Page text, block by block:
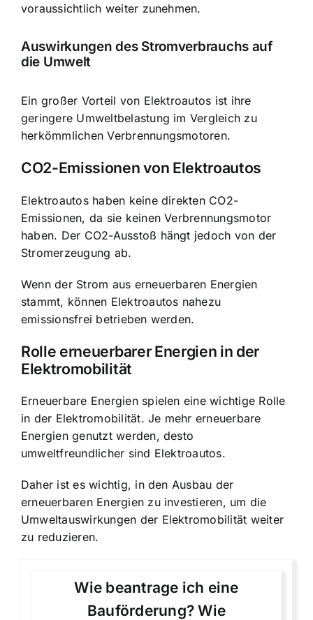
voraussichtlich weiter zunehmen.
Auswirkungen des Stromverbrauchs auf
die Umwelt
Ein großer Vorteil von Elektroautos ist ihre
geringere Umweltbelastung im Vergleich zu
herkömmlichen Verbrennungsmotoren.
CO2-Emissionen von Elektroautos
Elektroautos haben keine direkten CO2-
Emissionen, da sie keinen Verbrennungsmotor
haben. Der CO2-Ausstoß hängt jedoch von der
Stromerzeugung ab.
Wenn der Strom aus erneuerbaren Energien
stammt, können Elektroautos nahezu
emissionsfrei betrieben werden.
Rolle erneuerbarer Energien in der
Elektromobilität
Erneuerbare Energien spielen eine wichtige Rolle
in der Elektromobilität. Je mehr erneuerbare
Energien genutzt werden, desto
umweltfreundlicher sind Elektroautos.
Daher ist es wichtig, in den Ausbau der
erneuerbaren Energien zu investieren, um die
Umweltauswirkungen der Elektromobilität weiter
zu reduzieren.
Wie beantrage ich eine
Bauförderung? Wie